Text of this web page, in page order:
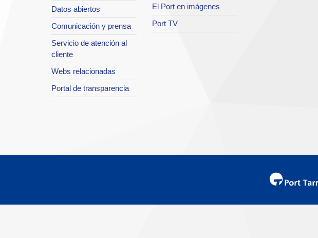
Datos abiertos
Comunicación y prensa
Servicio de atención al
cliente
Webs relacionadas
Portal de transparencia
El Port en imágenes
Port TV